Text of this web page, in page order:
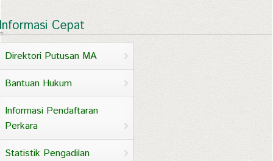
Cepat
Direktori Putusan MA
Bantuan Hukum
Informasi Pendaftaran
Perkara
Statistik Pengadilan